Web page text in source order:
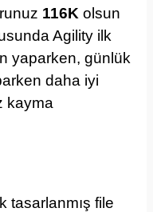
116K olsun
Agility ilk
yaparken, günlük
daha iyi
kayma
tasarlanmış file